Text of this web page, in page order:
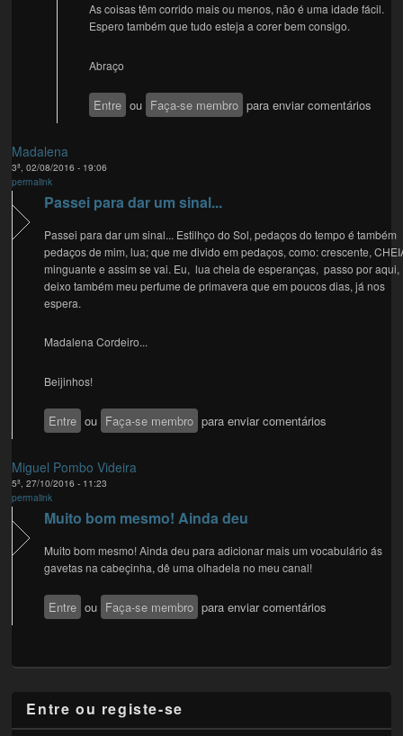
As coisas têm corrido mais ou menos, não é uma idade fácil.
Espero também que tudo esteja a corer bem consigo.
Abraço
Entre ou Faça-se membro para enviar comentários
Madalena
3ª, 02/08/2016 - 19:06
permalink
Passei para dar um sinal...
Passei para dar um sinal... Estilhço do Sol, pedaços do tempo é também
pedaços de mim, lua; que me divido em pedaços, como: crescente,
minguante e assim se vai. Eu, lua cheia de esperanças, passo por aqui,
deixo também meu perfume de primavera que em poucos dias, já nos
espera.
Madalena Cordeiro...
Beijinhos!
Entre ou Faça-se membro para enviar comentários
Miguel Pombo Videira
5ª, 27/10/2016 - 11:23
permalink
Muito bom mesmo! Ainda deu
Muito bom mesmo! Ainda deu para adicionar mais um vocabulário ás
gavetas na cabeçinha, dê uma olhadela no meu canal!
Entre ou Faça-se membro para enviar comentários
Entre ou registe-se